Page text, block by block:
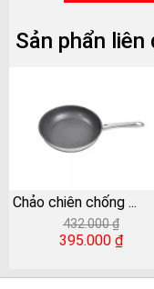
Sản phẩn liên
Chảo chiên chống ...
432.000 ₫
395.000 ₫